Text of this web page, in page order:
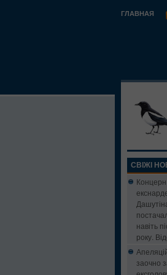
ГЛАВНАЯ
СВІЖІ
навіть
року.
заочно